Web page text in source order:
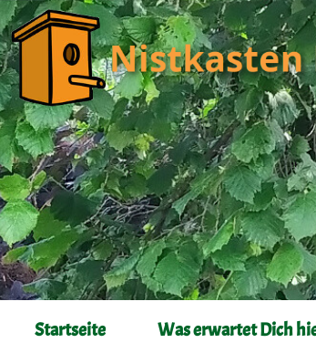
Startseite Was erwartet Dich